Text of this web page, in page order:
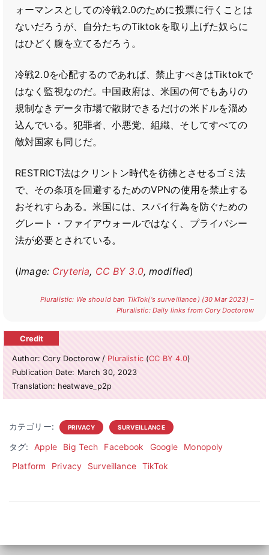
ォーマンスとしての冷戦2.0のために投票に行くことは
ないだろうが、自分たちのTiktokを取り上げた奴らに
はひどく腹を立てるだろう。
冷戦2.0を心配するのであれば、禁止すべきはTiktokで
はなく監視なのだ。中国政府は、米国の何でもありの
規制なきデータ市場で散財できるだけの米ドルを溜め
込んでいる。犯罪者、小悪党、組織、そしてすべての
敵対国家も同じだ。
RESTRICT法はクリントン時代を彷彿とさせるゴミ法
で、その条項を回避するためのVPNの使用を禁止する
おそれすらある。米国には、スパイ行為を防ぐための
グレート・ファイアウォールではなく、プライバシー
法が必要とされている。
(Image: Cryteria, CC BY 3.0, modified)
Pluralistic: We should ban TikTok(‘s surveillance) (30 Mar 2023) –
Pluralistic: Daily links from Cory Doctorow
Author: Cory Doctorow / Pluralistic(CC BY 4.0)
Publication Date: March 30, 2023
Translation: heatwave_p2p
カテゴリー: PRIVACY SURVEILLANCE
タグ: Apple Big Tech Facebook Google
Monopoly
Platform
Privacy Surveillance TikTok